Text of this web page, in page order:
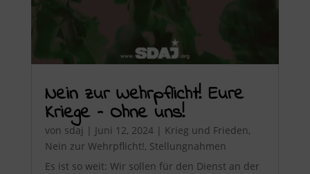
Nein zur Wehrpflicht! Eure
Kriege – Ohne uns!
von sdaj | Juni 12, 2024| Krieg und Frieden,
Nein zur Wehrpflicht!, Stellungnahmen
Es ist so weit: Wir sollen für den Dienst an der